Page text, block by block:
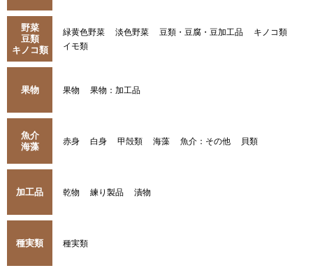
野菜
豆類
キノコ類
緑黄色野菜 淡色野菜 豆類・豆腐・豆加工品
キノコ類
イモ類
果物 果物 果物：加工品
魚介
海藻
赤身 白身 甲殻類 海藻 魚介：その他 貝類
加工品 乾物 練り製品 漬物
種実類 種実類